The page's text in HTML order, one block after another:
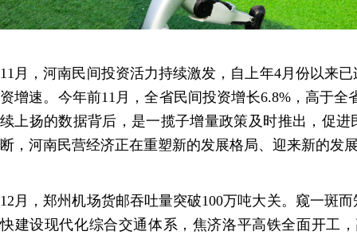
11月，河南民间投资活力持续激发，自上年4月份以来
资增速。今年前11月，全省民间投资增长6.8%，高于全
续上扬的数据背后，是一揽子增量政策及时推出，促
断，河南民营经济正在重塑新的发展格局、迎来新的发
12月，郑州机场货邮吞吐量突破100万吨大关。窥一斑
快建设现代化综合交通体系，焦济洛平高铁全面开工